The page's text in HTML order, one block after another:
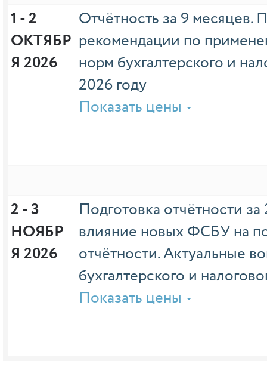
1 - 2
ОКТЯБР
Я 2026
Отчётность за 9 месяцев.
рекомендации по
норм бухгалтерского и
2026 году
Показать цены
2 - 3
НОЯБР
Я 2026
Подготовка отчётности
влияние новых ФСБУ на
отчётности. Актуальные
бухгалтерского и
Показать цены